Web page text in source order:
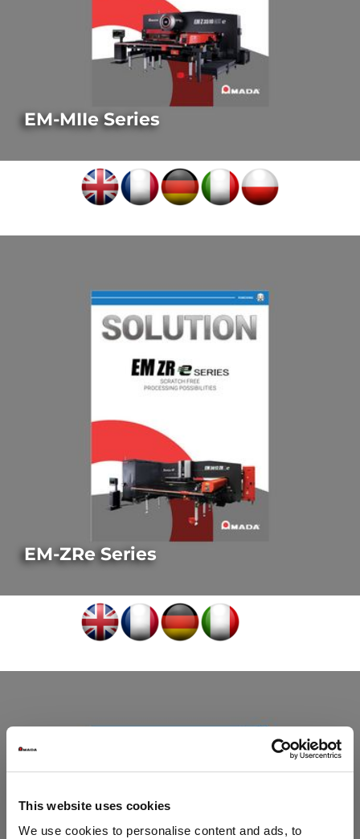
This website uses cookies
We use cookies to personalise content and ads, to
EM-MIIe Series
EM-ZRe Series